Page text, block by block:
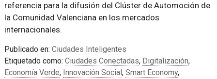
referencia para la difusión del Clúster de Automoción de
la Comunidad Valenciana en los mercados
internacionales.
Publicado en: Ciudades Inteligentes
Etiquetado como: Ciudades Conectadas, Digitalización,
Economía Verde, Innovación Social, Smart Economy,